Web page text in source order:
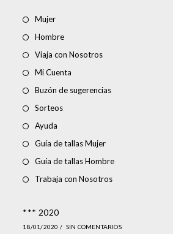
Mujer
Hombre
Viaja con Nosotros
Mi Cuenta
Buzón de sugerencias
Sorteos
Ayuda
Guía de tallas Mujer
Guía de tallas Hombre
Trabaja con Nosotros
*** 2020
18/01/2020 / SIN COMENTARIOS